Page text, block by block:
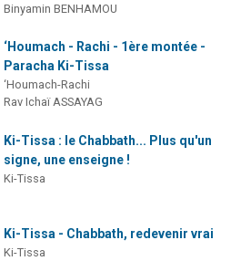
Binyamin BENHAMOU
‘Houmach - Rachi - 1ère montée -
Paracha Ki-Tissa
‘Houmach-Rachi
Rav Ichaï ASSAYAG
Ki-Tissa : le Chabbath... Plus qu'un
signe, une enseigne !
Ki-Tissa
Ki-Tissa - Chabbath, redevenir vrai
Ki-Tissa